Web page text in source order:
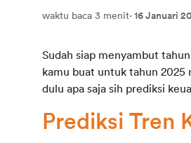
waktu baca 3 menit· 16 Januari
Sudah siap menyambut
kamu buat untuk tahun 2025
dulu apa saja sih prediksi
Prediksi Tren